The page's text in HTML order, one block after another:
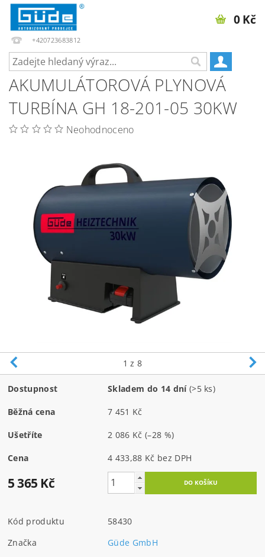
+420723683812
0 Kč
AKUMULÁTOROVÁ PLYNOVÁ
TURBÍNA GH 18-201-05 30KW
Neohodnoceno
1 z 8
Dostupnost Skladem do 14 dní (>5 ks)
Běžná cena 7 451 Kč
Ušetříte 2 086 Kč (–28 %)
Cena 4 433,88 Kč bez DPH
5 365 Kč
Kód produktu
58430
Značka
Güde GmbH